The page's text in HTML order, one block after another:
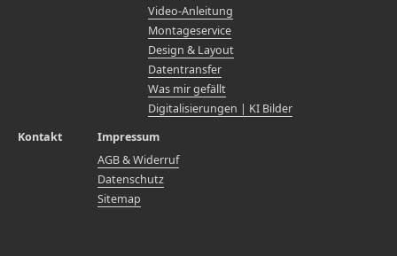
Video-Anleitung
Montageservice
Design & Layout
Datentransfer
Was mir gefällt
Digitalisierungen | KI Bilder
Kontakt
Impressum
AGB & Widerruf
Datenschutz
Sitemap